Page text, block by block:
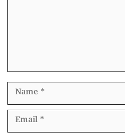
Name
Email